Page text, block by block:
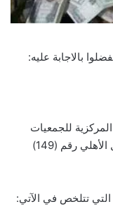
بالاجابة عليه:
للجمعيات
والعمل الأهلي، وتخضع لقانون ممارسة العمل الأهلي رقم (149)
تتلخص في الآتي: